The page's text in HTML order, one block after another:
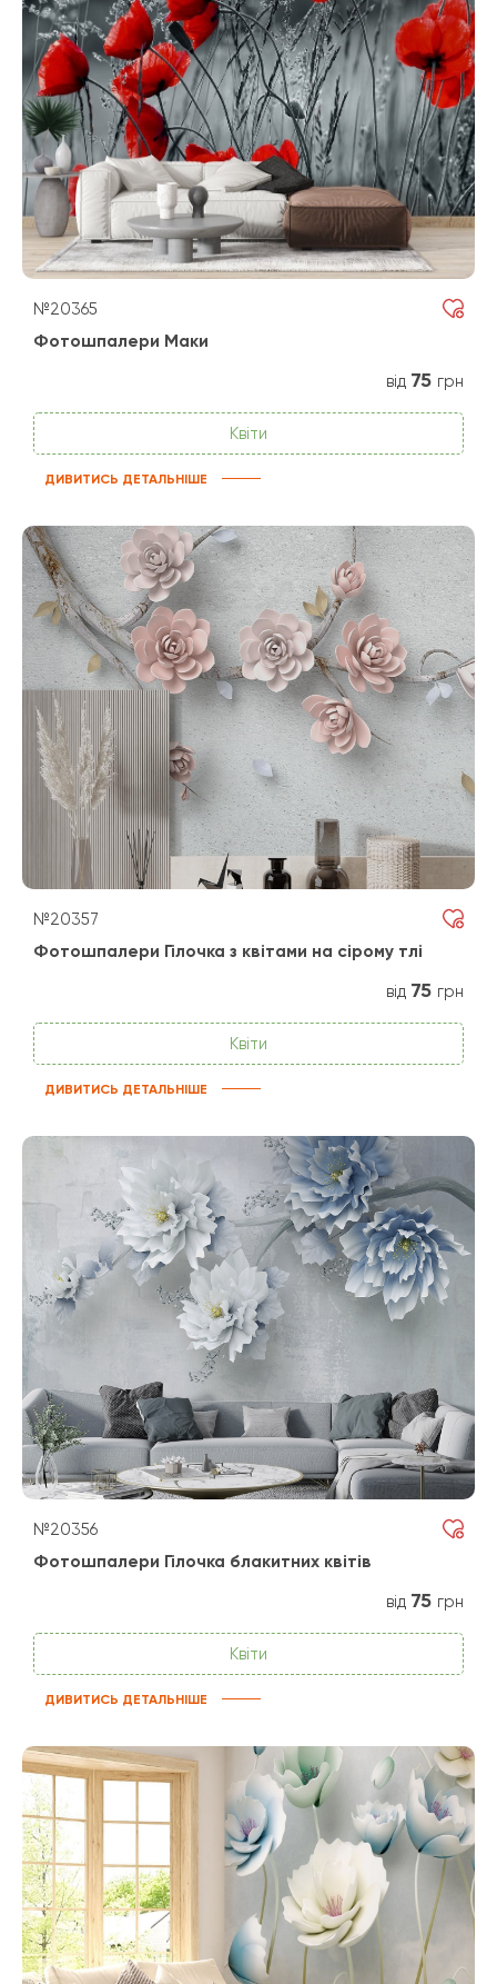
№20365
Фотошпалери Маки
від 75 грн
Квіти
ДИВИТИСЬ ДЕТАЛЬНІШЕ
№20357
Фотошпалери Гілочка з квітами на сірому тлі
від 75 грн
Квіти
ДИВИТИСЬ ДЕТАЛЬНІШЕ
№20356
Фотошпалери Гілочка блакитних квітів
від 75 грн
Квіти
ДИВИТИСЬ ДЕТАЛЬНІШЕ